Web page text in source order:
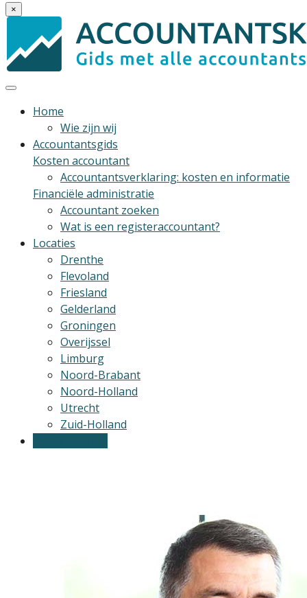
×
Home
Wie zijn wij
Accountantsgids
Kosten accountant
Accountantsverklaring: kosten en informatie
Financiële administratie
Accountant zoeken
Wat is een registeraccountant?
Locaties
Drenthe
Flevoland
Friesland
Gelderland
Groningen
Overijssel
Limburg
Noord-Brabant
Noord-Holland
Utrecht
Zuid-Holland